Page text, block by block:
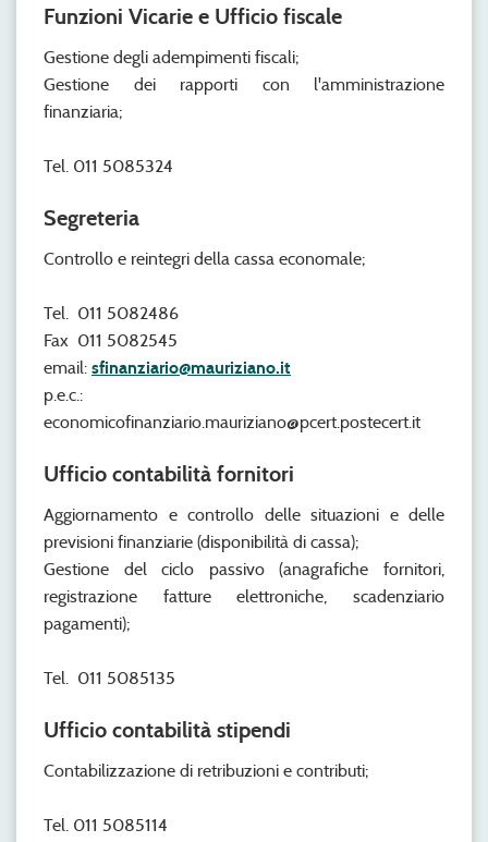
Funzioni Vicarie e Ufficio fiscale
Gestione degli adempimenti fiscali;
Gestione dei rapporti con l'amministrazione
finanziaria;
Tel. 011 5085324
Segreteria
Controllo e reintegri della cassa economale;
Tel. 011 5082486
Fax 011 5082545
email: sfinanziario@mauriziano.it
p.e.c.:
economicofinanziario.mauriziano@pcert.postecert.it
Ufficio contabilità fornitori
Aggiornamento e controllo delle situazioni e delle
previsioni finanziarie (disponibilità di cassa);
Gestione del ciclo passivo (anagrafiche fornitori,
registrazione fatture elettroniche, scadenziario
pagamenti);
Tel. 011 5085135
Ufficio contabilità stipendi
Contabilizzazione di retribuzioni e contributi;
Tel. 011 5085114